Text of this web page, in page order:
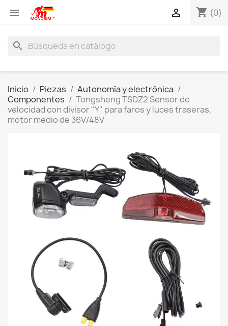
 shopping_cart (0)

search
Inicio Piezas
Autonomía y electrónica
Componentes
Tongsheng TSDZ2 Sensor de
velocidad con divisor "Y" para faros y luces traseras,
motor medio de 36V/48V